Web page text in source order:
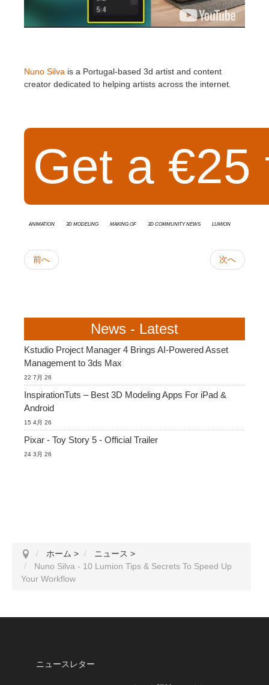
Nuno Silva is a Portugal-based 3d artist and content
creator dedicated to helping artists across the internet.
Get a €25
animation 3d modeling Making Of 3D Community News Lumion
前へ 次へ
News - Latest
Kstudio Project Manager 4 Brings AI-Powered Asset
Management to 3ds Max
22 7月 26
InspirationTuts – Best 3D Modeling Apps For iPad &
Android
15 4月 26
Pixar - Toy Story 5 - Official Trailer
24 3月 26
ホーム > ニュース >
Nuno Silva - 10 Lumion Tips & Secrets To Speed Up
Your Workflow
ニュースレター